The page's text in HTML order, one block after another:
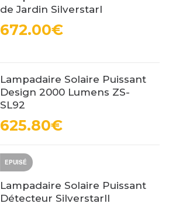
de Jardin SilverstarI
672.00€
Lampadaire Solaire Puissant
Design 2000 Lumens ZS-
SL92
625.80€
EPUISÉ
Lampadaire Solaire Puissant
Détecteur SilverstarII